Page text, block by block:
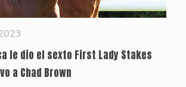
le dio el sexto First Lady Stakes
a Chad Brown